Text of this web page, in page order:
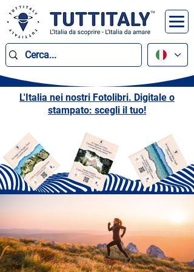
L'Italia nei nostri Fotolibri. Digitale o
stampato: scegli il tuo!